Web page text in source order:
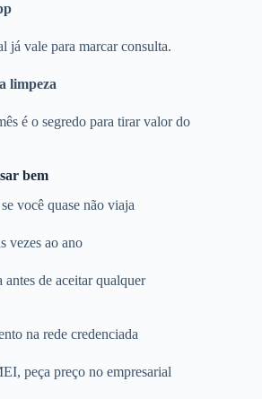
já vale para marcar consulta.
limpeza
é o segredo para tirar valor do
bem
você quase não viaja
vezes ao ano
de aceitar qualquer
na rede credenciada
peça preço no empresarial